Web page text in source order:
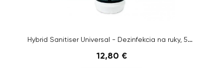
Hybrid Sanitiser Universal - Dezinfekcia na ruky, 500ml
12,80 €